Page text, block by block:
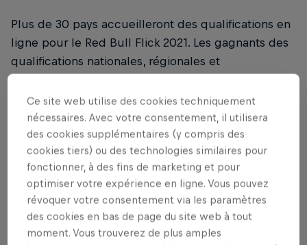
Plus de 30 pays accueilleront des qualifications en
ligne pour le Red Bull Flick 2021. Les gagnants des
qualifications nationales, régionales et
internationales obtiendront une place au Red Bull
Flick Invitational à Helsinki où ils affronteront
d'autres vainqueurs et certains des meilleurs
joueurs professionnels du monde.
Les qualifications internationales sont ouvertes à
tout résident des régions de l'UE et de la CEI et se
dérouleront en élimination simple jusqu'à ce qu'un
duo l'emporte. Le duo gagnant de chacune des
huit épreuves qualificatives internationales se
Ce site web utilise des cookies techniquement
nécessaires. Avec votre consentement, il utilisera
des cookies supplémentaires (y compris des
cookies tiers) ou des technologies similaires pour
fonctionner, à des fins de marketing et pour
optimiser votre expérience en ligne. Vous pouvez
révoquer votre consentement via les paramètres
des cookies en bas de page du site web à tout
moment. Vous trouverez de plus amples